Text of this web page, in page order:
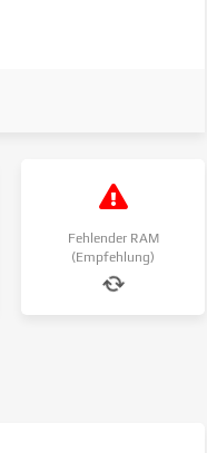
Fehlender RAM
(Empfehlung)